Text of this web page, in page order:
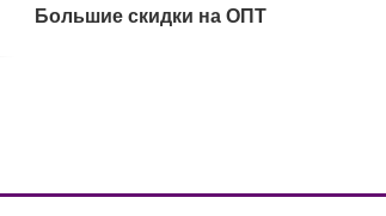
Большие скидки на ОПТ
Ультрамодный дизайн